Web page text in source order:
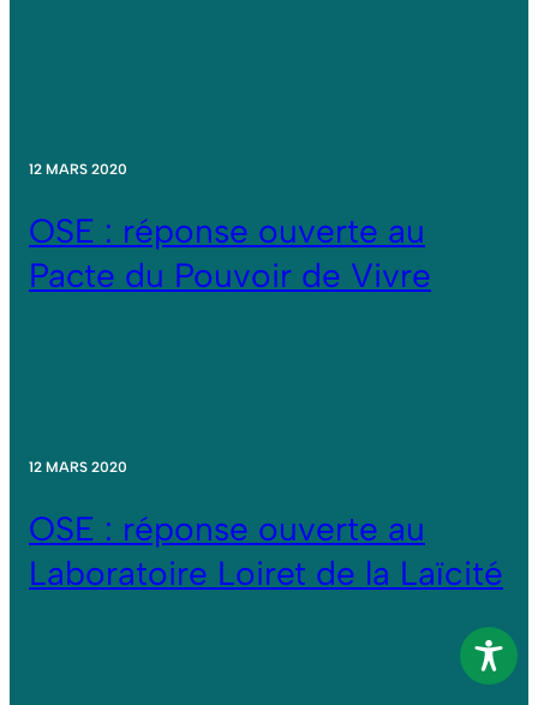
12 MARS 2020
OSE : réponse ouverte au
Pacte du Pouvoir de Vivre
12 MARS 2020
OSE : réponse ouverte au
Laboratoire Loiret de la Laïcité